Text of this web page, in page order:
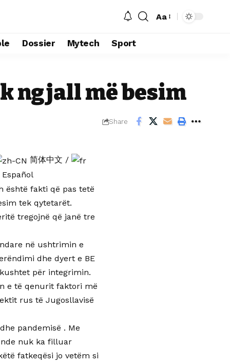
Font
Aa
Dossier Mytech Sport
ngjall më besim
Share
简体中文 /
Español
është fakti që pas tetë
tek qytetarët.
tregojnë që janë tre
në ushtrimin e
dhe dyert e BE
për integrimin.
e të qenurit faktori më
rus të Jugosllavisë
pandemisë . Me
nuk ka filluar
fatkeqësi jo vetëm si